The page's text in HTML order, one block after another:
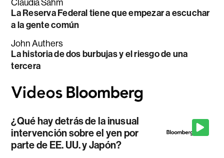
Claudia Sahm
La Reserva Federal tiene que empezar a escuchar
a la gente común
John Authers
La historia de dos burbujas y el riesgo de una
tercera
¿Qué hay detrás de la inusual
intervención sobre el yen por
parte de EE. UU. y Japón?